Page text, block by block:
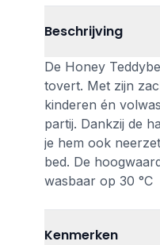
Beschrijving
De Honey
tovert. Met zijn
kinderen én
partij. Dankzij de
je hem ook
bed. De
wasbaar op 30 °C
Kenmerken